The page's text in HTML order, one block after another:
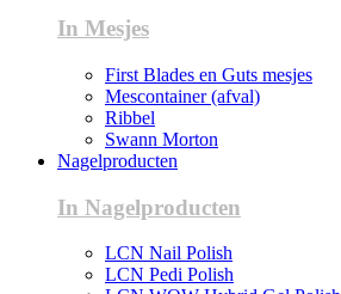
In Mesjes
First Blades en Guts mesjes
Mescontainer (afval)
Ribbel
Swann Morton
Nagelproducten
In Nagelproducten
LCN Nail Polish
LCN Pedi Polish